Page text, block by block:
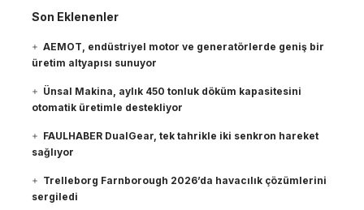
Son Eklenenler
AEMOT, endüstriyel motor ve generatörlerde geniş bir
üretim altyapısı sunuyor
Ünsal Makina, aylık 450 tonluk döküm kapasitesini
otomatik üretimle destekliyor
FAULHABER DualGear, tek tahrikle iki senkron hareket
sağlıyor
Trelleborg Farnborough 2026’da havacılık çözümlerini
sergiledi